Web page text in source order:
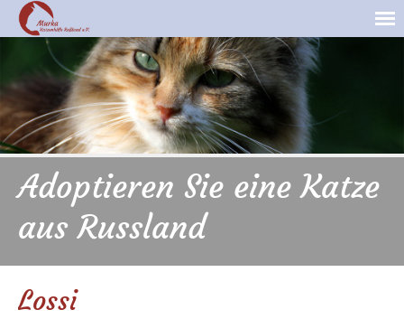
Adoptieren Sie eine Katze
aus Russland
Lossi